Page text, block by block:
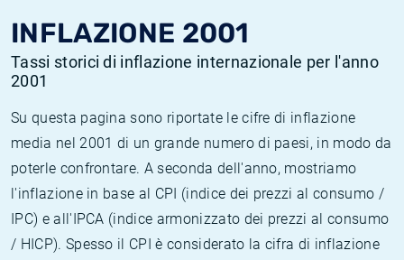
INFLAZIONE 2001
Tassi storici di inflazione internazionale per l'anno
2001
Su questa pagina sono riportate le cifre di inflazione
media nel 2001 di un grande numero di paesi, in modo da
poterle confrontare. A seconda dell'anno, mostriamo
l'inflazione in base al CPI (indice dei prezzi al consumo /
IPC) e all'IPCA (indice armonizzato dei prezzi al consumo
/ HICP). Spesso il CPI è considerato la cifra di inflazione